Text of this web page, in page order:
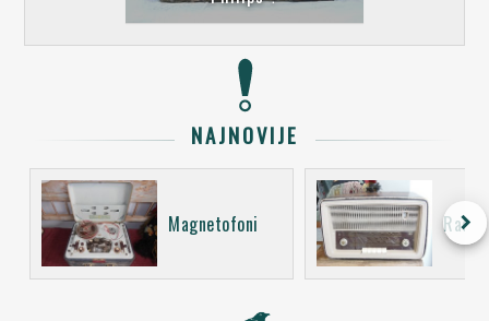
NAJNOVIJE
Magnetofoni keyboard_arrow_right